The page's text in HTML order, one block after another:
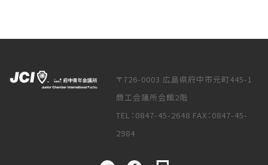
〒726-0003 広島県府中市元町445-1
商工会議所会館2階
TEL：0847-45-2648 FAX：0847-45-
2984